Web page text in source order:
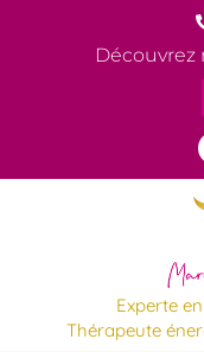
Experte
Thérapeute